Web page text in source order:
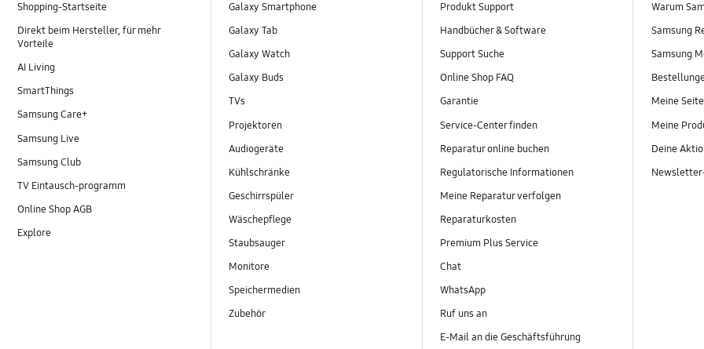
Shopping-Startseite
Direkt beim Hersteller, für mehr
Vorteile
AI Living
SmartThings
Samsung Care+
Samsung Live
Samsung Club
TV Eintausch-programm
Online Shop AGB
Explore
Galaxy Smartphone
Galaxy Tab
Galaxy Watch
Galaxy Buds
TVs
Projektoren
Audiogeräte
Kühlschränke
Geschirrspüler
Wäschepflege
Staubsauger
Monitore
Speichermedien
Zubehör
Produkt Support
Handbücher & Software
Support Suche
Online Shop FAQ
Garantie
Service-Center finden
Reparatur online buchen
Regulatorische Informationen
Meine Reparatur verfolgen
Reparaturkosten
Premium Plus Service
Chat
WhatsApp
Ruf uns an
E-Mail an die Geschäftsführung
Warum
Samsung
Samsung
Meine Seite
Meine
Deine